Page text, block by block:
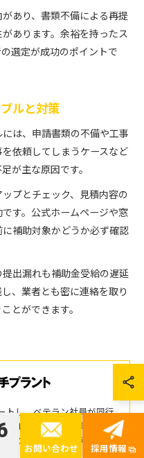
あり、書類不備による再提
あります。余裕を持ったス
選定が成功のポイントで
ルと対策
は、申請書類の不備や工事
依頼してしまうケースなど
が主な原因です。
プとチェック、見積内容の
す。公式ホームページや窓
補助対象かどうか必ず確認
出漏れも補助金受給の遅延
、業者とも密に連絡を取り
とができます。
トし、ベテラン社員が同行
管工事等の作業を覚えてい
談できる環境を整え、上伊
お問い合わせ 採用情報